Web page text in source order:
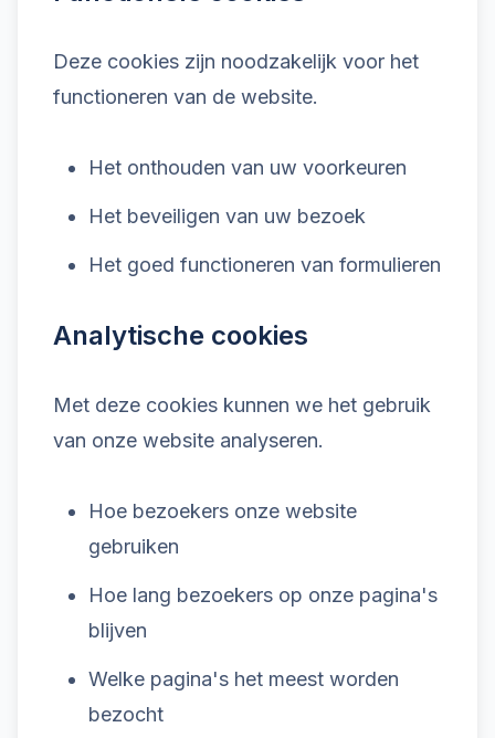
Deze cookies zijn noodzakelijk voor het
functioneren van de website.
Het onthouden van uw voorkeuren
Het beveiligen van uw bezoek
Het goed functioneren van formulieren
Analytische cookies
Met deze cookies kunnen we het gebruik
van onze website analyseren.
Hoe bezoekers onze website
gebruiken
Hoe lang bezoekers op onze pagina's
blijven
Welke pagina's het meest worden
bezocht